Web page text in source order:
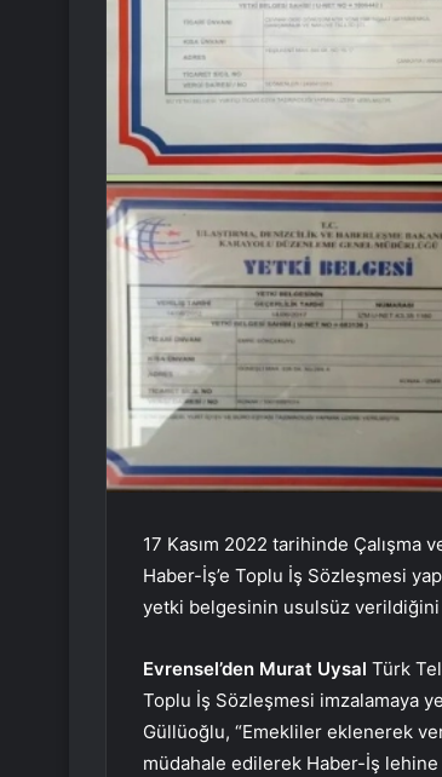
17 Kasım 2022 tarihinde Çalışma
Haber-İş’e Toplu İş Sözleşmesi
yetki belgesinin usulsüz verildiğini
Evrensel’den Murat Uysal Türk
Toplu İş Sözleşmesi imzalamaya
Güllüoğlu, “Emekliler eklenerek
müdahale edilerek Haber-İş lehine